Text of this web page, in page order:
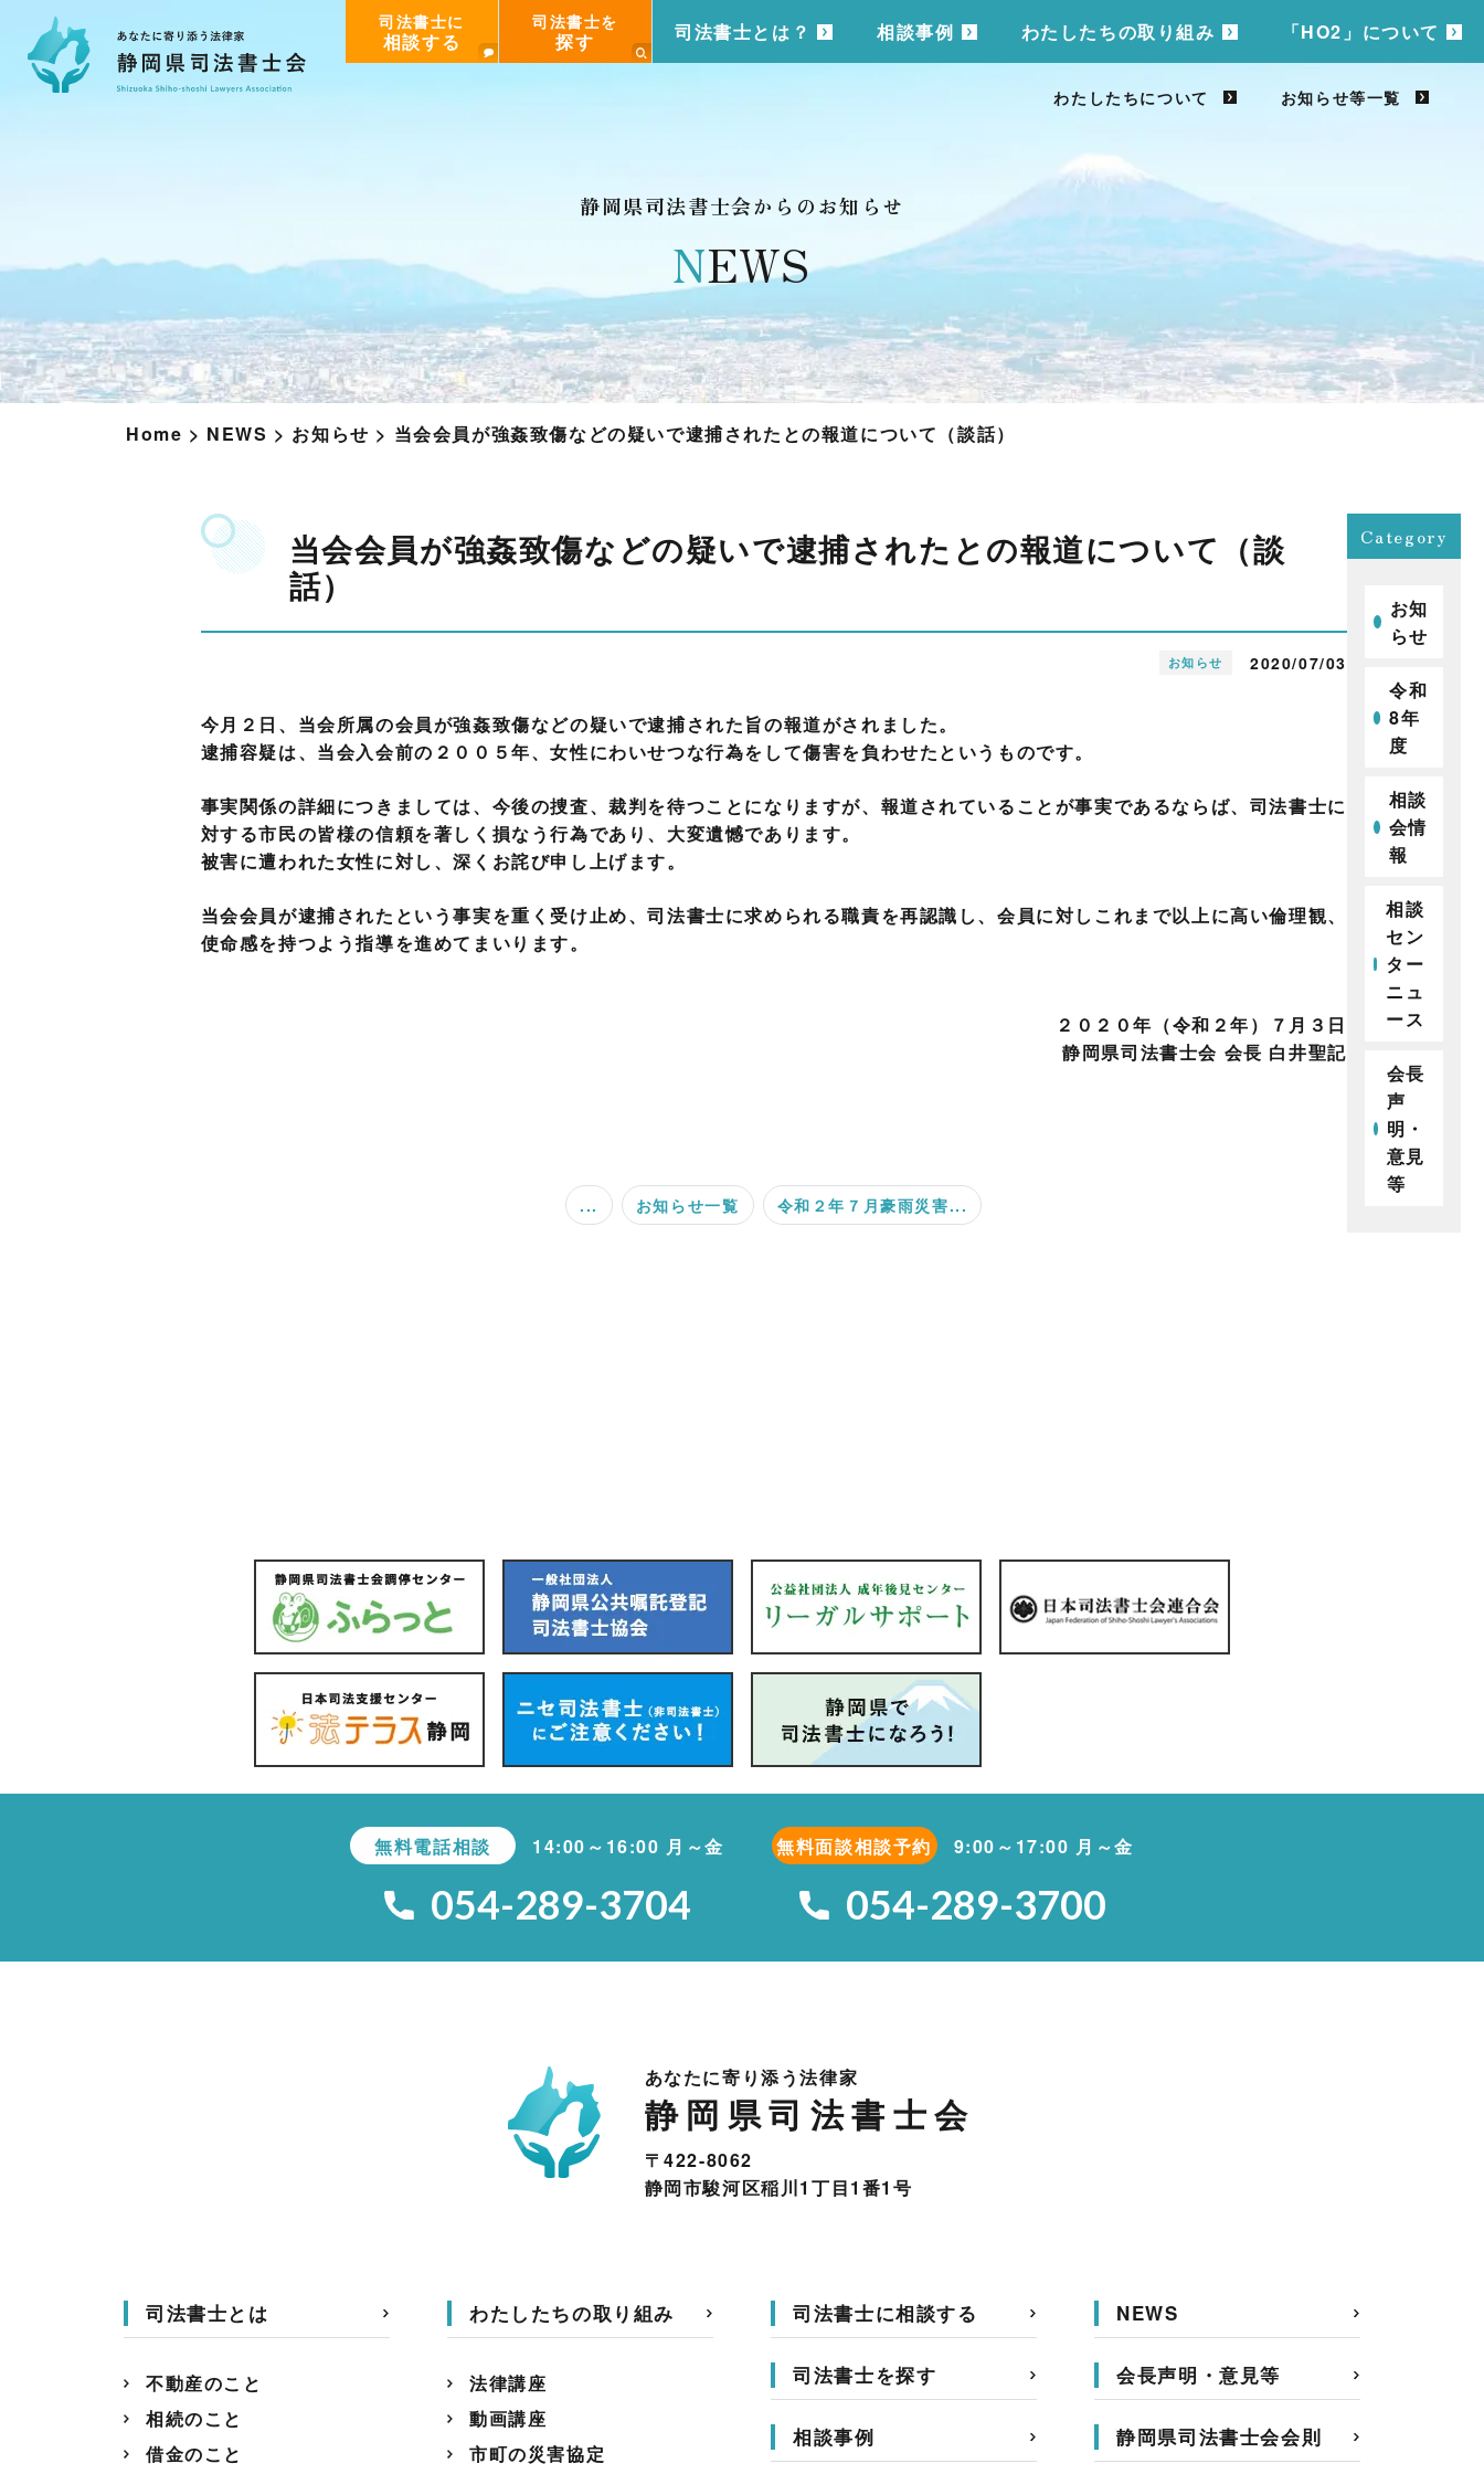
司法書士に
相談する
司法書士を
探す 司法書士とは？ 相談事例 わたしたちの取り組み 「HO2」について
わたしたちについて お知らせ等一覧
静岡県司法書士会からのお知らせ
NEWS
Home > NEWS > お知らせ > 当会会員が強姦致傷などの疑いで逮捕されたとの報道について（談話）
当会会員が強姦致傷などの疑いで逮捕されたとの報道について（談
話）
お知らせ 2020/07/03
今月２日、当会所属の会員が強姦致傷などの疑いで逮捕された旨の報道がされました。
逮捕容疑は、当会入会前の２００５年、女性にわいせつな行為をして傷害を負わせたというものです。
事実関係の詳細につきましては、今後の捜査、裁判を待つことになりますが、報道されていることが事実であるならば、司法書士に
対する市民の皆様の信頼を著しく損なう行為であり、大変遺憾であります。
被害に遭われた女性に対し、深くお詫び申し上げます。
当会会員が逮捕されたという事実を重く受け止め、司法書士に求められる職責を再認識し、会員に対しこれまで以上に高い倫理観、
使命感を持つよう指導を進めてまいります。
２０２０年（令和２年）７月３日
静岡県司法書士会 会長 白井聖記
... お知らせ一覧 令和２年７月豪雨災害...
Category
お知
らせ
令和
8年
度
相談
会情
報
相談
セン
ター
ニュ
ース
会長
声
明・
意見
等
無料電話相談 14:00～16:00 月～金
054-289-3704
無料面談相談予約 9:00～17:00 月～金
054-289-3700
あなたに寄り添う法律家
静岡県司法書士会
〒422-8062
静岡市駿河区稲川1丁目1番1号
司法書士とは
不動産のこと
相続のこと
借金のこと
わたしたちの取り組み
法律講座
動画講座
市町の災害協定
司法書士に相談する
司法書士を探す
相談事例
NEWS
会長声明・意見等
静岡県司法書士会会則